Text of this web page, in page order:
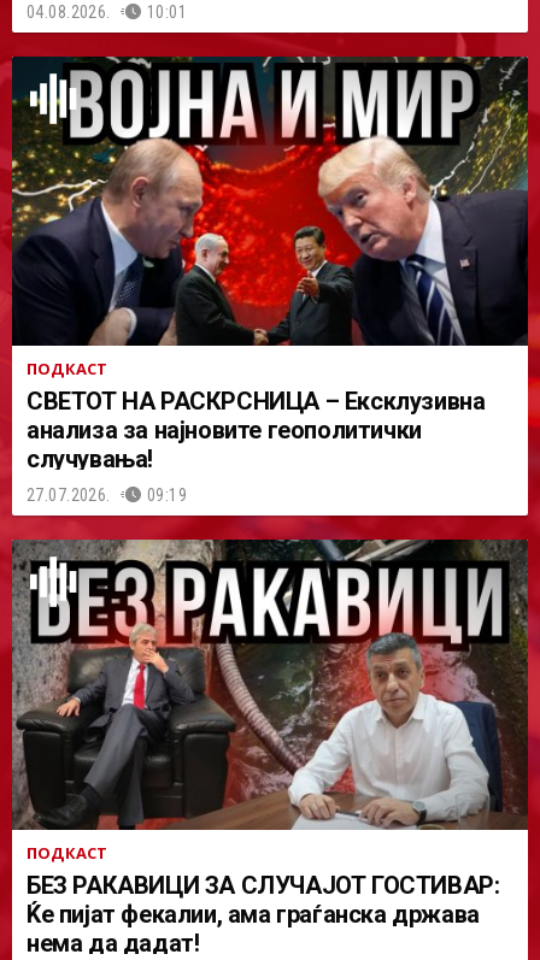
04.08.2026. 10:01
ПОДКАСТ
СВЕТОТ НА РАСКРСНИЦА – Ексклузивна
анализа за најновите геополитички
случувања!
27.07.2026. 09:19
ПОДКАСТ
БЕЗ РАКАВИЦИ ЗА СЛУЧАЈОТ ГОСТИВАР:
Ќе пијат фекалии, ама граѓанска држава
нема да дадат!